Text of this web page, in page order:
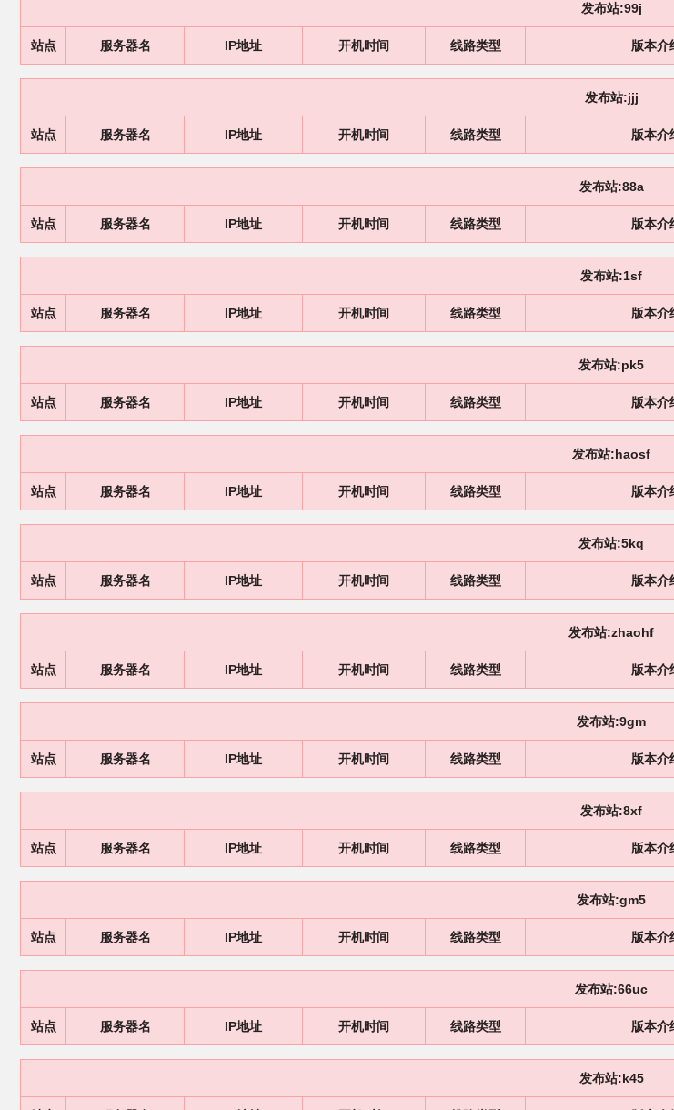
发布站:99j
站点 服务器名 IP地址 开机时间 线路类型 版本介
发布站:jjj
站点 服务器名 IP地址 开机时间 线路类型 版本介
发布站:88a
站点 服务器名 IP地址 开机时间 线路类型 版本介
发布站:1sf
站点 服务器名 IP地址 开机时间 线路类型 版本介
发布站:pk5
站点 服务器名 IP地址 开机时间 线路类型 版本介
发布站:haosf
站点 服务器名 IP地址 开机时间 线路类型 版本介
发布站:5kq
站点 服务器名 IP地址 开机时间 线路类型 版本介
发布站:zhaohf
站点 服务器名 IP地址 开机时间 线路类型 版本介
发布站:9gm
站点 服务器名 IP地址 开机时间 线路类型 版本介
发布站:8xf
站点 服务器名 IP地址 开机时间 线路类型 版本介
发布站:gm5
站点 服务器名 IP地址 开机时间 线路类型 版本介
发布站:66uc
站点 服务器名 IP地址 开机时间 线路类型 版本介
发布站:k45